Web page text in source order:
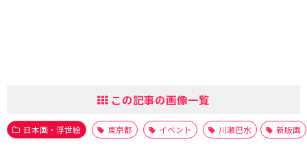
この記事の画像一覧
日本画・浮世絵 東京都 イベント 川瀬巴水 新版画